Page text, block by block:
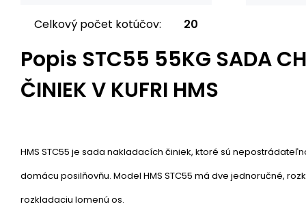
Celkový počet kotúčov: 20
Popis STC55 55KG SADA
ČINIEK V KUFRI HMS
HMS STC55 je sada nakladacích činiek, ktoré sú
domácu posilňovňu. Model HMS STC55 má dve jednoručné,
rozkladaciu lomenú os.